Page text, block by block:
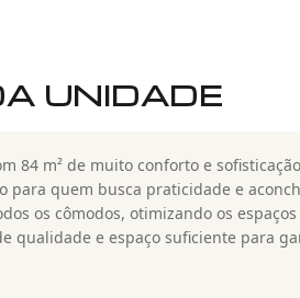
UNIDADE
84 m² de muito conforto e
para quem busca praticidade e
os cômodos, otimizando os
qualidade e espaço suficiente para